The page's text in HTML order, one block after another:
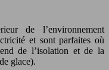
de l’environnement
et sont parfaites où
de l’isolation et de la
glace).